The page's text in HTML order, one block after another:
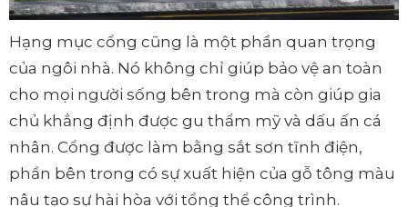
Hạng mục cổng cũng là một phần quan trọng
của ngôi nhà. Nó không chỉ giúp bảo vệ an toàn
cho mọi người sống bên trong mà còn giúp gia
chủ khẳng định được gu thẩm mỹ và dấu ấn cá
nhân. Cổng được làm bằng sắt sơn tĩnh điện,
phần bên trong có sự xuất hiện của gỗ tông màu
nâu tạo sự hài hòa với tổng thể công trình.